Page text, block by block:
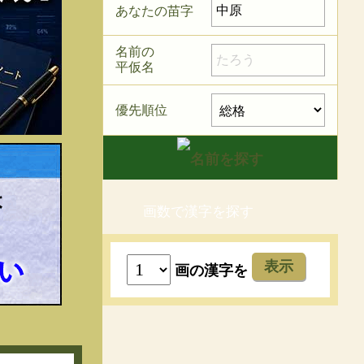
あなたの苗字
名前の
平仮名
優先順位
画数で漢字を探す
画の漢字を 表示